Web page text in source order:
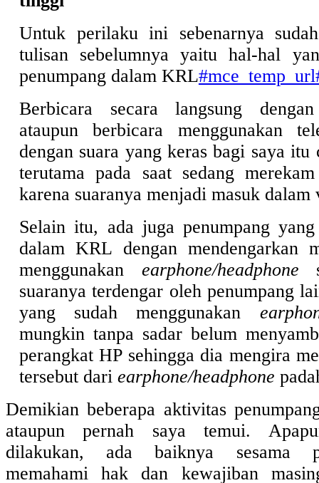
Untuk perilaku ini sebenarnya
tulisan sebelumnya yaitu hal-hal
penumpang dalam KRL
Berbicara secara langsung
ataupun berbicara menggunakan
dengan suara yang keras bagi saya itu
terutama pada saat sedang
karena suaranya menjadi masuk
Selain itu, ada juga penumpang
dalam KRL dengan mendengarkan
menggunakan earphone/headphone
suaranya terdengar oleh penumpang
yang sudah menggunakan
mungkin tanpa sadar belum
perangkat HP sehingga dia mengira
tersebut dari earphone/headphone
Demikian beberapa aktivitas
ataupun pernah saya temui.
dilakukan, ada baiknya sesama
memahami hak dan kewajiban